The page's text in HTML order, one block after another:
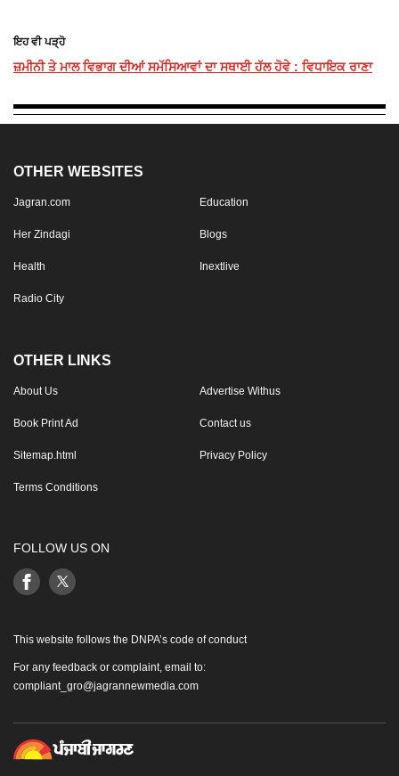
ਇਹ ਵੀ ਪੜ੍ਹੋ
ਜ਼ਮੀਨੀ ਤੇ ਮਾਲ ਵਿਭਾਗ ਦੀਆਂ ਸਮੱਸਿਆਵਾਂ ਦਾ ਸਥਾਈ ਹੱਲ ਹੋਵੇ : ਵਿਧਾਇਕ ਰਾਣਾ
OTHER WEBSITES
Jagran.com Education
Her Zindagi Blogs
Health Inextlive
Radio City
OTHER LINKS
About Us Advertise Withus
Book Print Ad Contact us
Sitemap.html Privacy Policy
Terms Conditions
FOLLOW US ON
This website follows the DNPA’s code of conduct
For any feedback or complaint, email to:
compliant_gro@jagrannewmedia.com